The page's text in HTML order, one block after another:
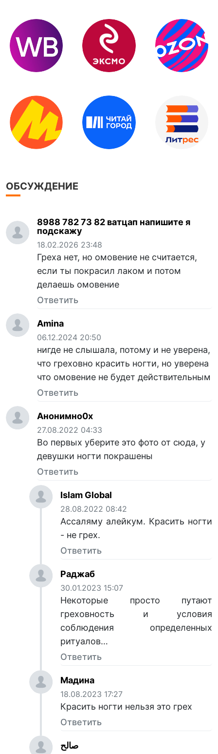
ОБСУЖДЕНИЕ
8988 782 73 82 ватцап напишите я
подскажу
18.02.2026 23:48
Греха нет, но омовение не считается,
если ты покрасил лаком и потом
делаешь омовение
Ответить
Amina
06.12.2024 20:50
нигде не слышала, потому и не уверена,
что греховно красить ногти, но уверена
что омовение не будет действительным
Ответить
Анонимно0х
27.08.2022 04:33
Во первых уберите это фото от сюда, у
девушки ногти покрашены
Ответить
Islam Global
28.08.2022 08:42
Ассаляму алейкум. Красить ногти
- не грех.
Ответить
Раджаб
30.01.2023 15:07
Некоторые просто путают
греховность и условия
соблюдения определенных
ритуалов…
Ответить
Мадина
18.08.2023 17:27
Красить ногти нельзя это грех
Ответить
صالح